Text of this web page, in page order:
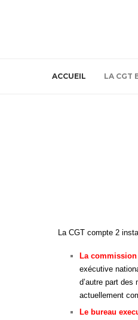
ACCUEIL LA CGT
La CGT compte 2
La
exécutive
d’autre part
actuellement
Le bureau